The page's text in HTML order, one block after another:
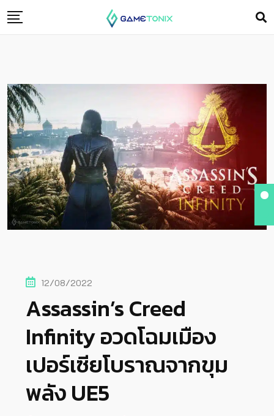
12/08/2022
Assassin’s Creed
Infinity อวดโฉมเมือง
เปอร์เซียโบราณจากขุม
พลัง UE5